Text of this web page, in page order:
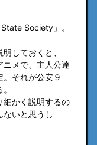
Society」。
しておくと、
ニメで、主人公達
それが公安９
細かく説明するの
ないと思うし